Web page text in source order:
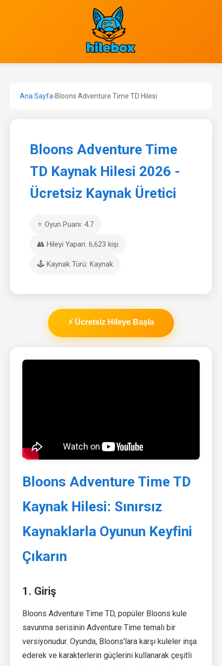
Ana Sayfa›Bloons Adventure Time TD Hilesi
Bloons Adventure Time
TD Kaynak Hilesi 2026 -
Ücretsiz Kaynak Üretici
⭐ Oyun Puanı: 4.7
👥 Hileyi Yapan: 6,623 kişi
🕹️ Kaynak Türü: Kaynak
⚡ Ücretsiz Hileye Başla
Bloons Adventure Time TD
Kaynak Hilesi: Sınırsız
Kaynaklarla Oyunun Keyfini
Çıkarın
1. Giriş
Bloons Adventure Time TD, popüler Bloons kule
savunma serisinin Adventure Time temalı bir
versiyonudur. Oyunda, Bloons'lara karşı kuleler inşa
ederek ve karakterlerin güçlerini kullanarak çeşitli